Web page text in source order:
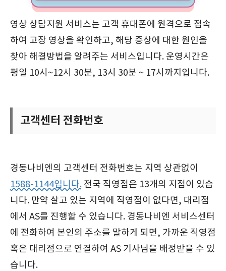
영상 상담지원 서비스는 고객 휴대폰에 원격으로 접속
하여 고장 영상을 확인하고, 해당 증상에 대한 원인을
찾아 해결방법을 알려주는 서비스입니다. 운영시간은
평일 10시~12시 30분, 13시 30분 ~ 17시까지입니다.
고객센터 전화번호
경동나비엔의 고객센터 전화번호는 지역 상관없이
1588-1144입니다. 전국 직영점은 13개의 지점이 있습
니다. 만약 살고 있는 지역에 직영점이 없다면, 대리점
에서 AS를 진행할 수 있습니다. 경동나비엔 서비스센터
에 전화하여 본인의 주소를 말하게 되면, 가까운 직영점
혹은 대리점으로 연결하여 AS 기사님을 배정받을 수 있
습니다.